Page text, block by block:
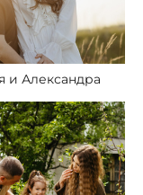
и Александра